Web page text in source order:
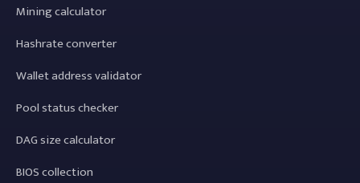
Mining calculator
Hashrate converter
Wallet address validator
Pool status checker
DAG size calculator
BIOS collection